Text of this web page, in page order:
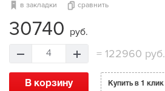
в закладки сравнить
30740 руб.
4 = 122960 руб.
В корзину Купить в 1 клик